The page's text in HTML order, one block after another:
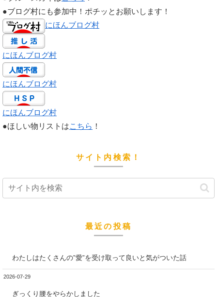
●ブログ村にも参加中！ポチッとお願いします！
にほんブログ村
にほんブログ村
にほんブログ村
にほんブログ村
●ほしい物リストはこちら ！
サイト内検索！
最近の投稿
わたしはたくさんの”愛”を受け取って良いと気がついた話
2026-07-29
ぎっくり腰をやらかしました